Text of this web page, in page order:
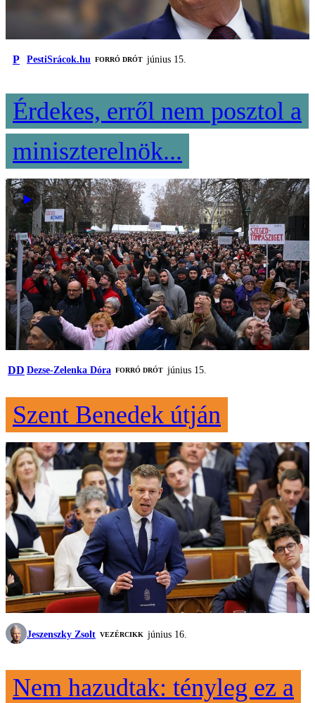
P PestiSrácok.hu FORRÓ DRÓT június 15.
Érdekes, erről nem posztol a
miniszterelnök...
DD Dezse-Zelenka Dóra FORRÓ DRÓT június 15.
Szent Benedek útján
Jeszenszky Zsolt VEZÉRCIKK június 16.
Nem hazudtak: tényleg ez a